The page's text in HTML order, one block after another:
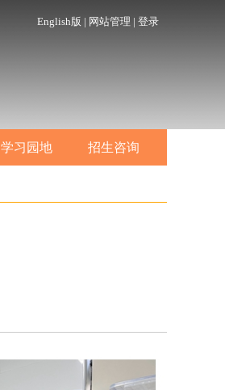
English版 | 网站管理 | 登录
学习园地 招生咨询